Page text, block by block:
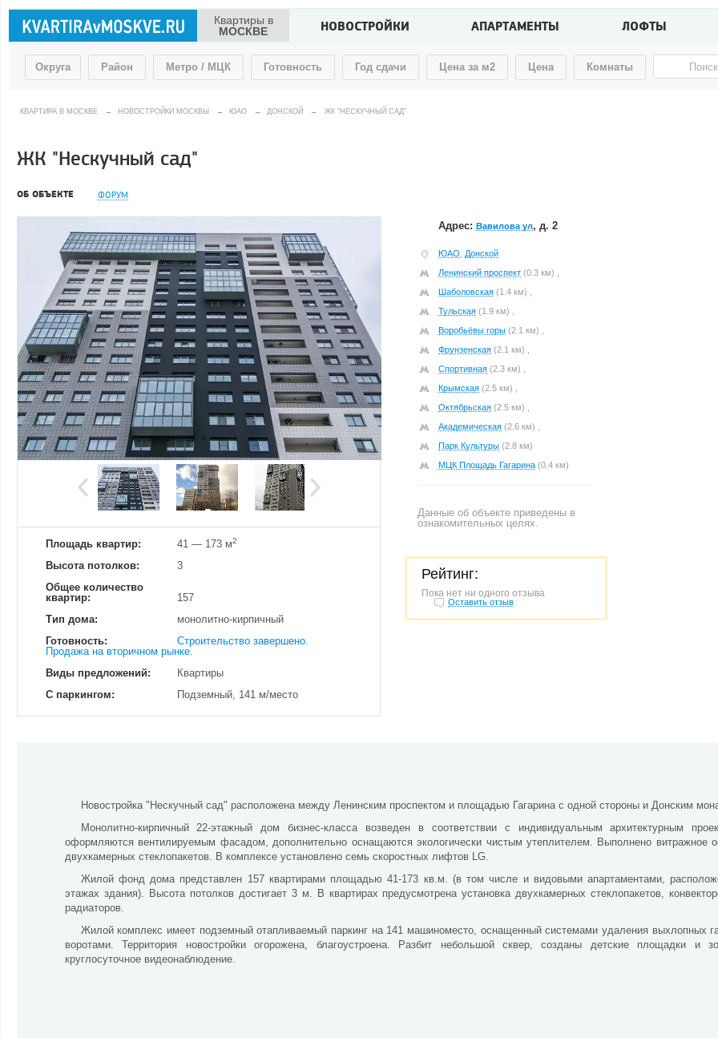
Квартиры в
МОСКВЕ
НОВОСТРОЙКИ АПАРТАМЕНТЫ ЛОФТЫ
Округа Район Метро / МЦК Готовность Год сдачи Цена за м2 Цена Комнаты
КВАРТИРА В МОСКВЕ → НОВОСТРОЙКИ МОСКВЫ → ЮАО → ДОНСКОЙ → ЖК "НЕСКУЧНЫЙ САД"
ЖК "Нескучный сад"
ОБ ОБЪЕКТЕ ФОРУМ
Добавить фотографию Изменено: 25.07.2024 Просмотров 17233
Площадь квартир: 41 — 173 м2
Высота потолков:
3
Общее количество
квартир:
157
Тип дома:
монолитно-кирпичный
Готовность:
Строительство завершено.
Продажа на вторичном рынке.
Виды предложений:
Квартиры
С паркингом:
Подземный, 141 м/место
Адрес: Вавилова ул, д. 2
ЮАО
Донской
Ленинский проспект (0.3 км) ,
Шаболовская (1.4 км) ,
Тульская (1.9 км) ,
Воробьёвы горы (2.1 км) ,
Фрунзенская (2.1 км) ,
Спортивная (2.3 км) ,
Крымская (2.5 км) ,
Октябрьская (2.5 км) ,
Академическая (2.6 км) ,
Парк Культуры (2.8 км)
МЦК Площадь Гагарина (0.4 км)
Данные об объекте приведены в
ознакомительных целях.
Рейтинг:
Пока нет ни одного отзыва
Оставить отзыв
Новостройка "Нескучный сад" расположена между Ленинским проспектом и площадью Гагарина с одной стороны и Донским
Монолитно-кирпичный 22-этажный дом бизнес-класса возведен в соответствии с индивидуальным архитектурным
оформляются вентилируемым фасадом, дополнительно оснащаются экологически чистым утеплителем. Выполнено витражное
двухкамерных стеклопакетов. В комплексе установлено семь скоростных лифтов LG.
Жилой фонд дома представлен 157 квартирами площадью 41-173 кв.м. (в том числе и видовыми апартаментами,
этажах здания). Высота потолков достигает 3 м. В квартирах предусмотрена установка двухкамерных стеклопакетов,
радиаторов.
Жилой комплекс имеет подземный отапливаемый паркинг на 141 машиноместо, оснащенный системами удаления выхлопных
воротами. Территория новостройки огорожена, благоустроена. Разбит небольшой сквер, созданы детские площадки и
круглосуточное видеонаблюдение.